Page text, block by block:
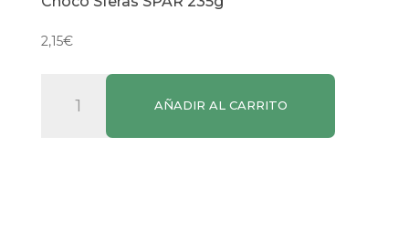
2,15€
Sferas
AÑADIR AL CARRITO